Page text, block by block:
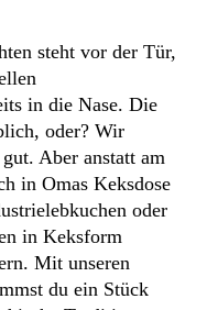
steht vor der Tür,
in die Nase. Die
oder? Wir
Aber anstatt am
in Omas Keksdose
oder
in Keksform
Mit unseren
du ein Stück